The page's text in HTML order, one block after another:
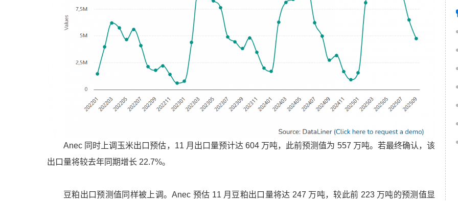
Anec 同时上调玉米出口预估，11 月出口量预计达 604 万吨，此前预测值为 557 万吨。若最终确认，该
出口量将较去年同期增长 22.7%。
豆粕出口预测值同样被上调。Anec 预估 11 月豆粕出口量将达 247 万吨，较此前 223 万吨的预测值显